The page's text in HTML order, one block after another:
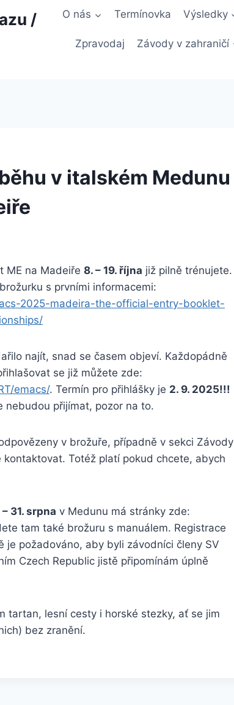
/
O nás Termínovka Výsledky
Zpravodaj Závody v zahraničí
v italském Medunu
ME na Madeiře 8. – 19. října již pilně trénujete.
s prvními informacemi:
2025-madeira-the-official-entry-booklet-
najít, snad se časem objeví. Každopádně
se již můžete zde:
emacs/. Termín pro přihlášky je 2. 9. 2025!!!
nebudou přijímat, pozor na to.
v brožuře, případně v sekci Závody
Totéž platí pokud chcete, abych
– 31. srpna v Medunu má stránky zde:
tam také brožuru s manuálem. Registrace
je požadováno, aby byli závodníci členy SV
Czech Republic jistě připomínám úplně
tartan, lesní cesty i horské stezky, ať se jim
bez zranění.